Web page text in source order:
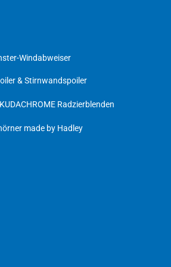
Windabweiser
& Stirnwandspoiler
KUDACHROME Radzierblenden
made by Hadley